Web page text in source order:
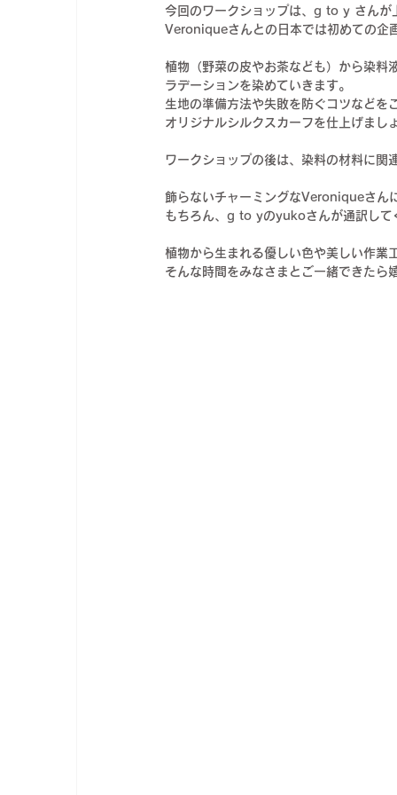
今回のワークショップは、g to y さんが
Veroniqueさんとの日本では初めての企
植物（野菜の皮やお茶なども）から染
ラデーションを染めていきます。
生地の準備方法や失敗を防ぐコツなどを
オリジナルシルクスカーフを仕上げまし
ワークショップの後は、染料の材料に関
飾らないチャーミングなVeroniqueさん
もちろん、g to yのyukoさんが通訳して
植物から生まれる優しい色や美しい作業
そんな時間をみなさまとご一緒できたら